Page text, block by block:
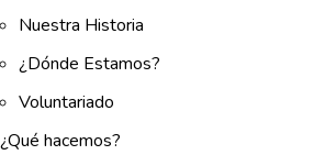
Nuestra Historia
¿Dónde Estamos?
Voluntariado
¿Qué hacemos?